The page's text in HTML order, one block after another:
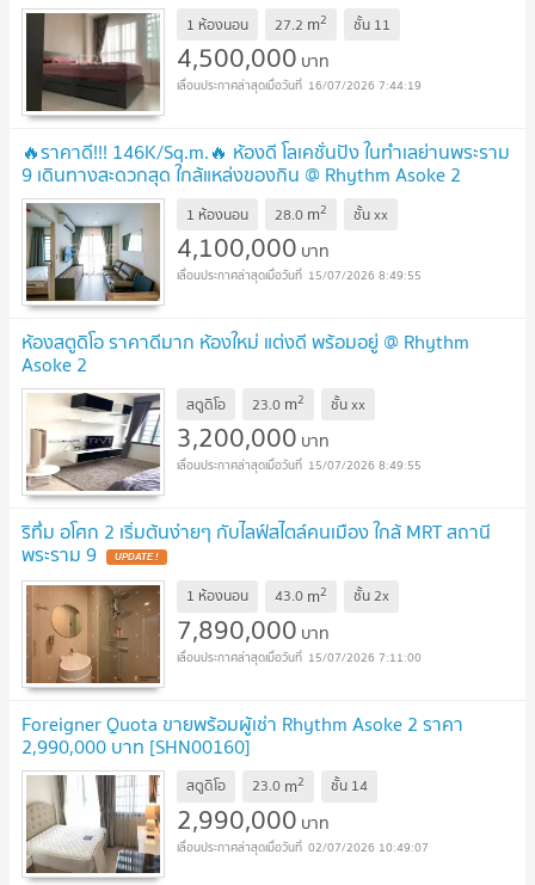
!
1 ห้องนอน 27.2 m2 ชั้น 11
4,500,000 บาท
16/07/2026 7:44:19
🔥ราคาดี!!! 146K/Sq.m.🔥 ห้องดี โลเคชั่นปัง ในทำเลย่านพระราม
9 เดินทางสะดวกสุด ใกล้แหล่งของกิน @ Rhythm Asoke 2
1 ห้องนอน 28.0 m2 ชั้นxx
4,100,000 บาท
15/07/2026 8:49:55
ห้องสตูดิโอ ราคาดีมาก ห้องใหม่ แต่งดี พร้อมอยู่ @ Rhythm
Asoke 2
สตูดิโอ 23.0 m2 ชั้นxx
3,200,000 บาท
15/07/2026 8:49:55
ริทึ่ม อโศก 2 เริ่มต้นง่ายๆ กับไลฟ์สไตล์คนเมือง ใกล้ MRT สถานี
พระราม 9 UPDATE !
1 ห้องนอน 43.0 m2 ชั้น2x
7,890,000 บาท
15/07/2026 7:11:00
Foreigner Quota ขายพร้อมผู้เช่า Rhythm Asoke 2 ราคา
2,990,000 บาท [SHN00160]
สตูดิโอ 23.0 m2 ชั้น 14
2,990,000 บาท
02/07/2026 10:49:07